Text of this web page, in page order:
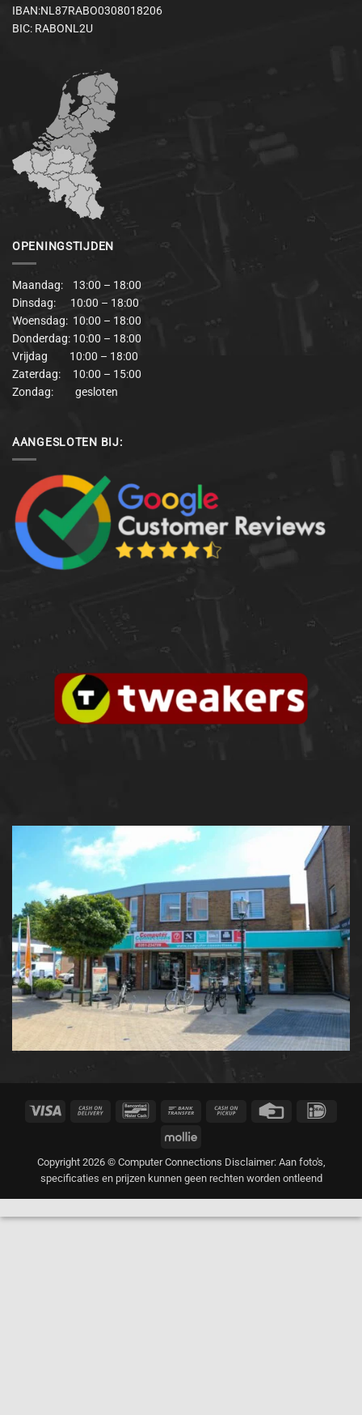
IBAN:NL87RABO0308018206
BIC: RABONL2U
OPENINGSTIJDEN
Maandag: 13:00 – 18:00
Dinsdag: 10:00 – 18:00
Woensdag: 10:00 – 18:00
Donderdag: 10:00 – 18:00
Vrijdag 10:00 – 18:00
Zaterdag: 10:00 – 15:00
Zondag: gesloten
AANGESLOTEN BIJ:
Visa
Cash
Bancontact Bank
Cash
Credit
Mollie
Copyright 2026 © Computer Connections Disclaimer: Aan foto's,
specificaties en prijzen kunnen geen rechten worden ontleend